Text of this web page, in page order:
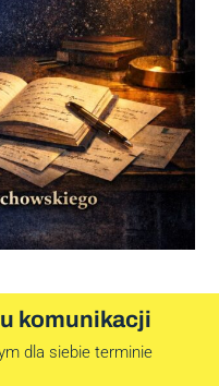
komunikacji
dla siebie terminie